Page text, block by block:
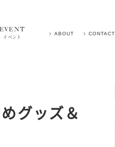
EVENT
イベント ABOUT CONTACT
グッズ＆